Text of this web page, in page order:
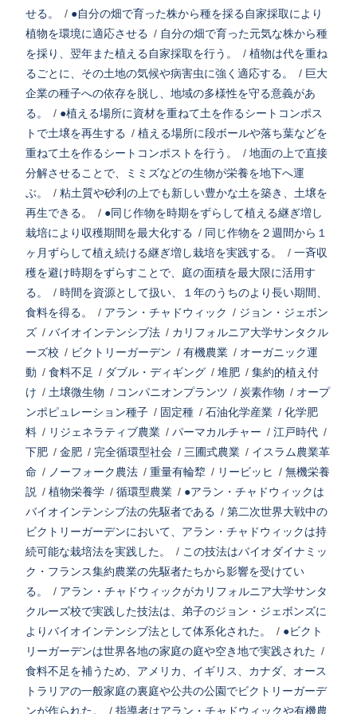
せる。
/ ●自分の畑で育った株から種を採る自家採取により
植物を環境に適応させる / 自分の畑で育った元気な株から種
を採り、翌年また植える自家採取を行う。
/ 植物は代を重ね
るごとに、その土地の気候や病害虫に強く適応する。
/ 巨大
企業の種子への依存を脱し、地域の多様性を守る意義があ
る。
/ ●植える場所に資材を重ねて土を作るシートコンポス
トで土壌を再生する / 植える場所に段ボールや落ち葉などを
重ねて土を作るシートコンポストを行う。
/ 地面の上で直接
分解させることで、ミミズなどの生物が栄養を地下へ運
ぶ。
/ 粘土質や砂利の上でも新しい豊かな土を築き、土壌を
再生できる。
/ ●同じ作物を時期をずらして植える継ぎ増し
栽培により収穫期間を最大化する / 同じ作物を２週間から１
ヶ月ずらして植え続ける継ぎ増し栽培を実践する。
/ 一斉収
穫を避け時期をずらすことで、庭の面積を最大限に活用す
る。
/ 時間を資源として扱い、１年のうちのより長い期間、
食料を得る。
/ アラン・チャドウィック / ジョン・ジェボン
ズ / バイオインテンシブ法 / カリフォルニア大学サンタクル
ーズ校 / ビクトリーガーデン / 有機農業 / オーガニック運
動 / 食料不足 / ダブル・ディギング / 堆肥 / 集約的植え付
け / 土壌微生物 / コンパニオンプランツ / 炭素作物 / オープ
ンポピュレーション種子 / 固定種 / 石油化学産業 / 化学肥
料 / リジェネラティブ農業 / パーマカルチャー / 江戸時代 /
下肥 / 金肥 / 完全循環型社会 / 三圃式農業 / イスラム農業革
命 / ノーフォーク農法 / 重量有輪犂 / リービッヒ / 無機栄養
説 / 植物栄養学 / 循環型農業 / ●アラン・チャドウィックは
バイオインテンシブ法の先駆者である / 第二次世界大戦中の
ビクトリーガーデンにおいて、アラン・チャドウィックは持
続可能な栽培法を実践した。
/ この技法はバイオダイナミッ
ク・フランス集約農業の先駆者たちから影響を受けてい
る。
/ アラン・チャドウィックがカリフォルニア大学サンタ
クルーズ校で実践した技法は、弟子のジョン・ジェボンズに
よりバイオインテンシブ法として体系化された。
/ ●ビクト
リーガーデンは世界各地の家庭の庭や空き地で実践された /
食料不足を補うため、アメリカ、イギリス、カナダ、オース
トラリアの一般家庭の裏庭や公共の公園でビクトリーガーデ
ンが作られた。
/ 指導者はアラン・チャドウィックや有機農